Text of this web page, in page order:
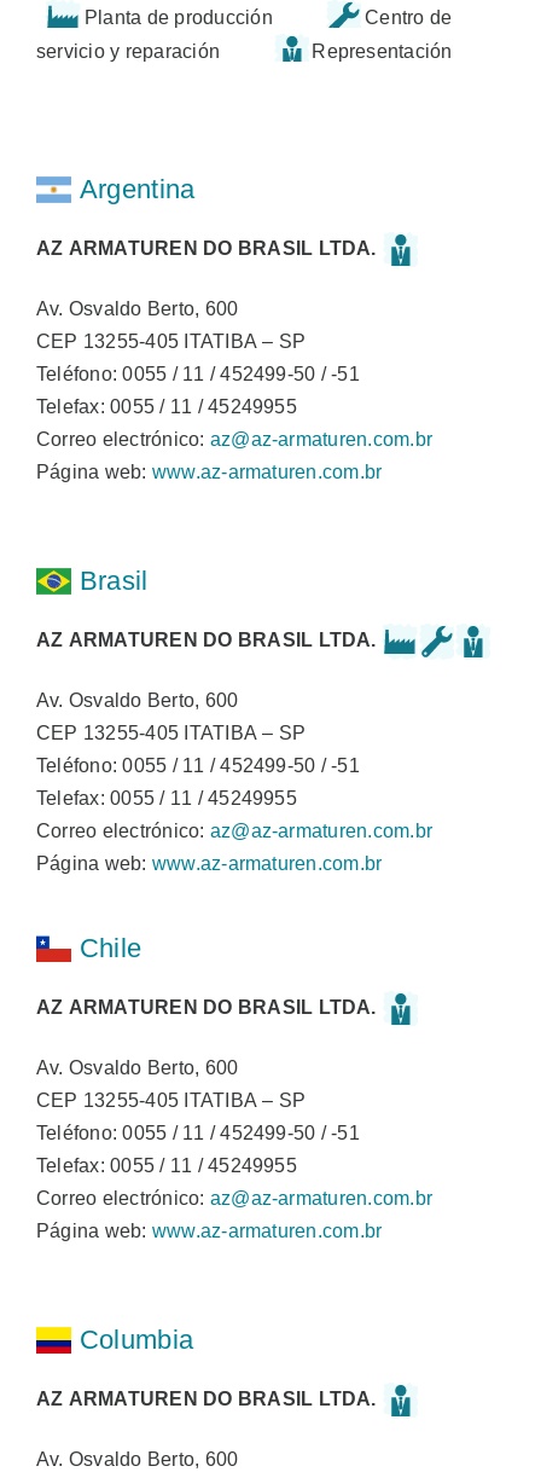
Planta de producción
Centro de
servicio y reparación
Representación
Argentina
AZ ARMATUREN DO BRASIL LTDA.
Av. Osvaldo Berto, 600
CEP 13255-405 ITATIBA – SP
Teléfono: 0055 / 11 / 452499-50 / -51
Telefax: 0055 / 11 / 45249955
Correo electrónico: az@az-armaturen.com.br
Página web: www.az-armaturen.com.br
Brasil
AZ ARMATUREN DO BRASIL LTDA.
Av. Osvaldo Berto, 600
CEP 13255-405 ITATIBA – SP
Teléfono: 0055 / 11 / 452499-50 / -51
Telefax: 0055 / 11 / 45249955
Correo electrónico: az@az-armaturen.com.br
Página web: www.az-armaturen.com.br
Chile
AZ ARMATUREN DO BRASIL LTDA.
Av. Osvaldo Berto, 600
CEP 13255-405 ITATIBA – SP
Teléfono: 0055 / 11 / 452499-50 / -51
Telefax: 0055 / 11 / 45249955
Correo electrónico: az@az-armaturen.com.br
Página web: www.az-armaturen.com.br
Columbia
AZ ARMATUREN DO BRASIL LTDA.
Av. Osvaldo Berto, 600